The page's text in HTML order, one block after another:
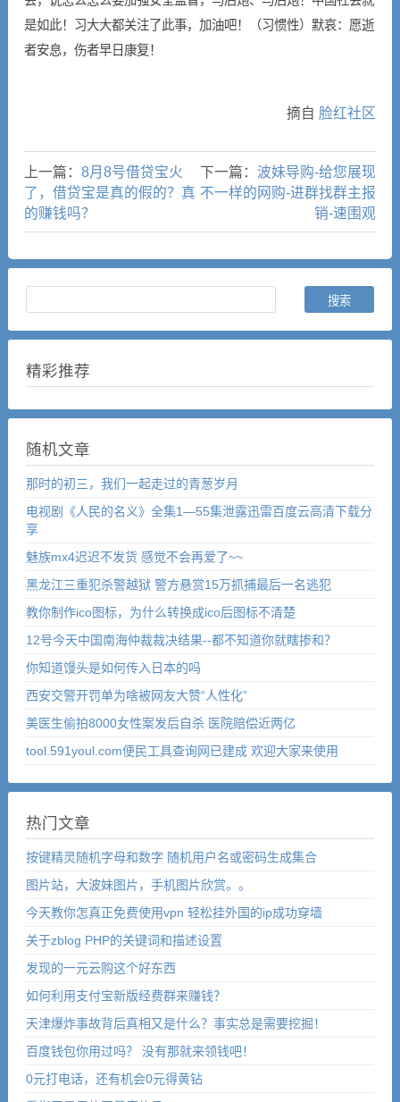
是如此！习大大都关注了此事，加油吧！（习惯性）默哀：愿逝
者安息，伤者早日康复！
摘自 脸红社区
上一篇： 8月8号借贷宝火
了，借贷宝是真的假的？真
的赚钱吗？
下一篇： 波妹导购-给您展现
不一样的网购-进群找群主报
销-速围观
精彩推荐
随机文章
那时的初三，我们一起走过的青葱岁月
电视剧《人民的名义》全集1—55集泄露迅雷百度云高清下载分
享
魅族mx4迟迟不发货 感觉不会再爱了~~
黑龙江三重犯杀警越狱 警方悬赏15万抓捕最后一名逃犯
教你制作ico图标，为什么转换成ico后图标不清楚
12号今天中国南海仲裁裁决结果--都不知道你就瞎掺和？
你知道馒头是如何传入日本的吗
西安交警开罚单为啥被网友大赞“人性化”
美医生偷拍8000女性案发后自杀 医院赔偿近两亿
tool.591youl.com便民工具查询网已建成 欢迎大家来使用
热门文章
按键精灵随机字母和数字 随机用户名或密码生成集合
图片站，大波妹图片，手机图片欣赏。。
今天教你怎真正免费使用vpn 轻松挂外国的ip成功穿墙
关于zblog PHP的关键词和描述设置
发现的一元云购这个好东西
如何利用支付宝新版经费群来赚钱？
天津爆炸事故背后真相又是什么？事实总是需要挖掘！
百度钱包你用过吗？ 没有那就来领钱吧！
0元打电话，还有机会0元得黄钻